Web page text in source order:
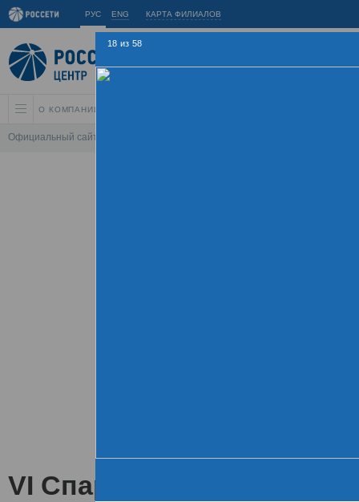
РУС ENG КАРТА ФИЛИАЛОВ
О КОМПАНИИ
Официальный сайт
VI Спартакиада
18 из 58